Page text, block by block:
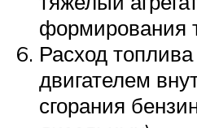
формирования
Расход
двигателем
сгорания